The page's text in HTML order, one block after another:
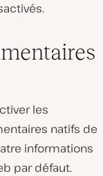
les
natifs de
informations
par défaut.